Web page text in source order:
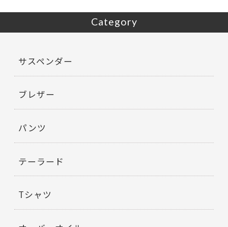
Category
サスペンダー
ブレザー
パンツ
テーラード
Tシャツ